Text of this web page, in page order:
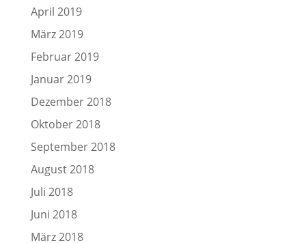
April 2019
März 2019
Februar 2019
Januar 2019
Dezember 2018
Oktober 2018
September 2018
August 2018
Juli 2018
Juni 2018
März 2018